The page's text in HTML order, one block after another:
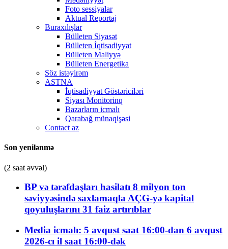
Foto sessiyalar
Aktual Reportaj
Buraxılışlar
Bülleten Siyasət
Bülleten İqtisadiyyat
Bülleten Maliyyə
Bülleten Energetika
Söz istəyirəm
ASTNA
İqtisadiyyat Göstəriciləri
Siyası Monitorinq
Bazarların icmalı
Qarabağ münaqişəsi
Contact az
Son yenilənmə
(2 saat əvvəl)
BP və tərəfdaşları hasilatı 8 milyon ton
səviyyəsində saxlamaqla AÇG-yə kapital
qoyuluşlarını 31 faiz artırıblar
Media icmalı: 5 avqust saat 16:00-dan 6 avqust
2026-cı il saat 16:00-dək